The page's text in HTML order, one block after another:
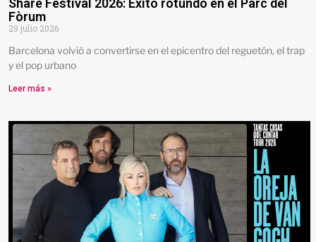
Share Festival 2026: Éxito rotundo en el Parc del
Fòrum
29 julio 2026
Barcelona volvió a convertirse en el epicentro del reguetón, el trap
y el pop urbano
Leer más »